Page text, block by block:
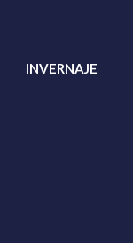
INVERNAJE